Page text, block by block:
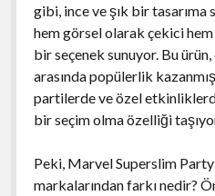
gibi, ince ve şık bir tasarıma
hem görsel olarak çekici
bir seçenek sunuyor. Bu
arasında popülerlik
partilerde ve özel
bir seçim olma özelliği
Peki, Marvel Superslim
markalarından farkı nedir?